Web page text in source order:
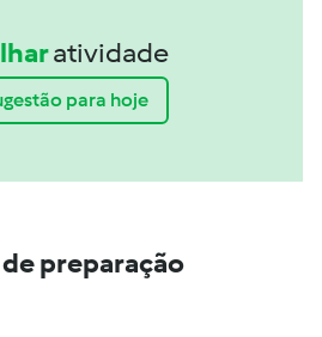
atividade
para hoje
preparação